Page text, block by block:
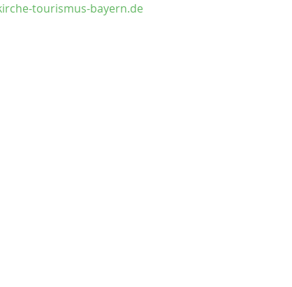
tourismus-bayern.de